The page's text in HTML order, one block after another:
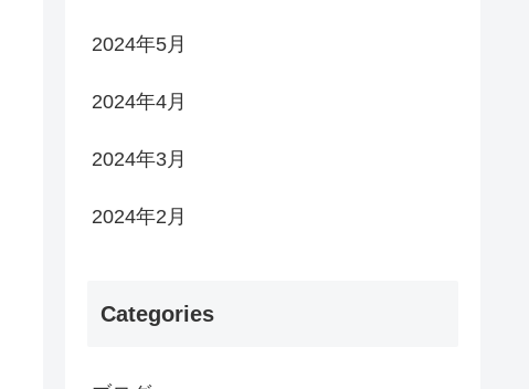
2024年5月
2024年4月
2024年3月
2024年2月
Categories